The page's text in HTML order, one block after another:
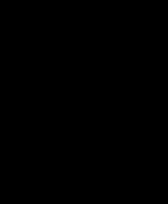
เป๋ารองเท้าพั